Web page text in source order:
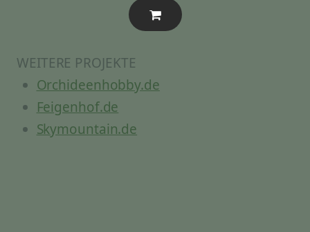
WEITERE PROJEKTE
Orchideenhobby.de
Feigenhof.de
Skymountain.de